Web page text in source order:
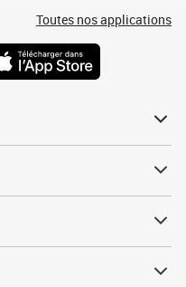
Toutes nos applications